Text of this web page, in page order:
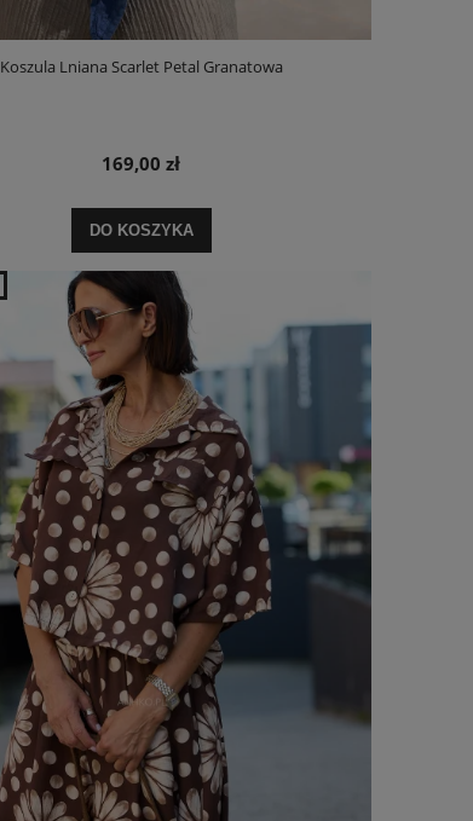
Koszula Lniana Scarlet Petal Granatowa
169,00 zł
DO KOSZYKA